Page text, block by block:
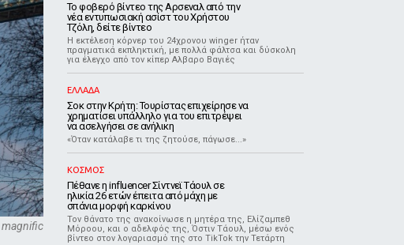
magnific
Το φοβερό βίντεο της Αρσεναλ από την
νέα εντυπωσιακή ασίστ του Χρήστου
Τζόλη, δείτε βίντεο
Η εκτέλεση κόρνερ του 24χρονου winger ήταν
πραγματικά εκπληκτική, με πολλά φάλτσα και δύσκολη
για έλεγχο από τον κίπερ Αλβαρο Βαγιές
ΕΛΛΑΔΑ
Σοκ στην Κρήτη: Τουρίστας επιχείρησε να
χρηματίσει υπάλληλο για του επιτρέψει
να ασελγήσει σε ανήλικη
«Όταν κατάλαβε τι της ζητούσε, πάγωσε...»
ΚΟΣΜΟΣ
Πέθανε η influencer Σίντνεϊ Τάουλ σε
ηλικία 26 ετών έπειτα από μάχη με
σπάνια μορφή καρκίνου
Τον θάνατο της ανακοίνωσε η μητέρα της, Ελίζαμπεθ
Μόροου, και ο αδελφός της, Όστιν Τάουλ, μέσω ενός
βίντεο στον λογαριασμό της στο TikTok την Τετάρτη